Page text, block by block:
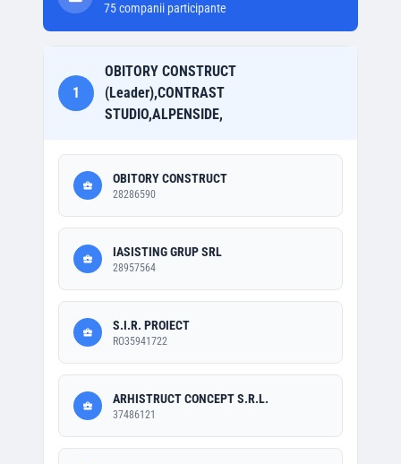
75companii participante
1
OBITORY CONSTRUCT
(Leader),CONTRAST
STUDIO,ALPENSIDE,
OBITORY CONSTRUCT
28286590
IASISTING GRUP SRL
28957564
S.I.R. PROIECT
RO35941722
ARHISTRUCT CONCEPT S.R.L.
37486121